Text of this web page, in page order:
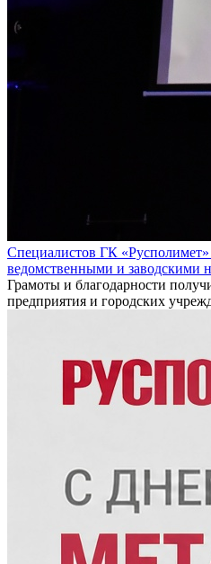
Специалистов ГК
ведомственными и заводскими
Грамоты и благодарности
предприятия и городских